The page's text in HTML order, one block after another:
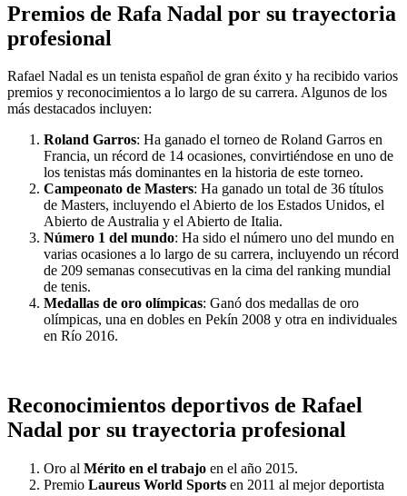
Premios de Rafa Nadal por su trayectoria
profesional
Rafael Nadal es un tenista español de gran éxito y ha recibido varios
premios y reconocimientos a lo largo de su carrera. Algunos de los
más destacados incluyen:
Roland Garros: Ha ganado el torneo de Roland Garros en
Francia, un récord de 14 ocasiones, convirtiéndose en uno de
los tenistas más dominantes en la historia de este torneo.
Campeonato de Masters: Ha ganado un total de 36 títulos
de Masters, incluyendo el Abierto de los Estados Unidos, el
Abierto de Australia y el Abierto de Italia.
Número 1 del mundo: Ha sido el número uno del mundo en
varias ocasiones a lo largo de su carrera, incluyendo un récord
de 209 semanas consecutivas en la cima del ranking mundial
de tenis.
Medallas de oro olímpicas: Ganó dos medallas de oro
olímpicas, una en dobles en Pekín 2008 y otra en individuales
en Río 2016.
Reconocimientos deportivos de Rafael
Nadal por su trayectoria profesional
Oro al Mérito en el trabajo en el año 2015.
Premio Laureus World Sports en 2011 al mejor deportista